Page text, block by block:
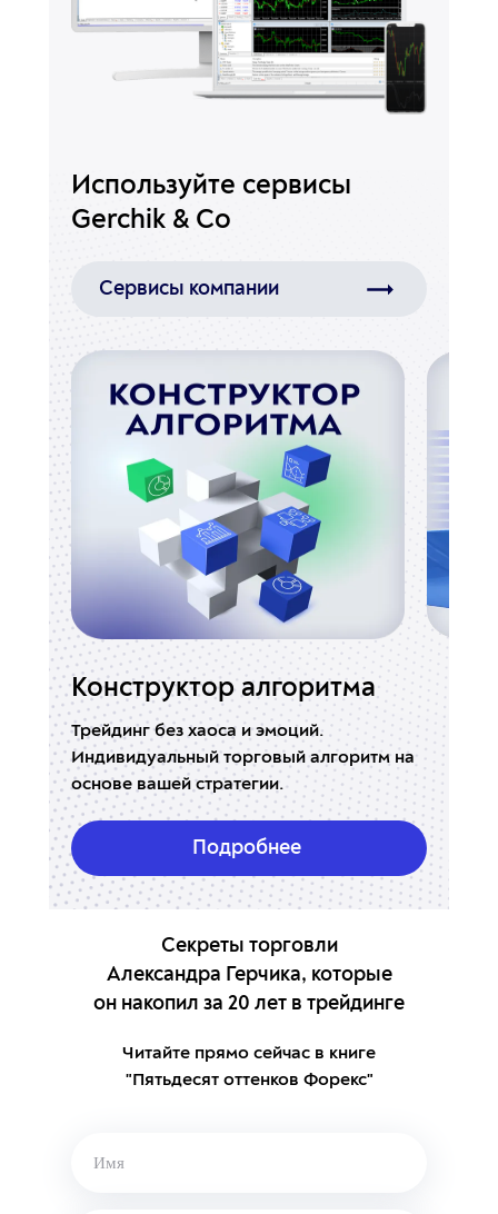
Используйте сервисы
Gerchik & Co
Сервисы компании
Конструктор алгоритма
Трейдинг без хаоса и эмоций.
Индивидуальный торговый алгоритм на
основе вашей стратегии.
Подробнее
Секреты торговли
Александра Герчика, которые
он накопил за 20 лет в трейдинге
Читайте прямо сейчас в книге
"Пятьдесят оттенков Форекс"